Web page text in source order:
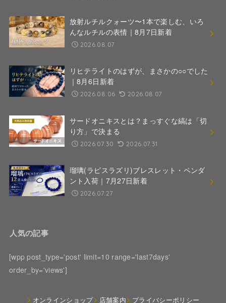
放射ルチルクォーツ〜1本で楽しむ、いろ
んなルチルの表情｜8月7日新着
2026.08.07
リヒテライトのはずが、まさかの○○でした
｜8月6日新着
2026.08.06 2026.08.07
サードオニキスとは？まっすぐな縞は「切
り方」で決まる
2026.07.30 2026.07.31
瑠璃(ラピスラズリ)ブレスレット・ペンダ
ント入荷｜7月27日新着
2026.07.27
人気の記事
[wpp post_type='post' limit=10 range='last7days'
order_by='views']
オンラインショップ 店舗案内 プライバシーポリシー